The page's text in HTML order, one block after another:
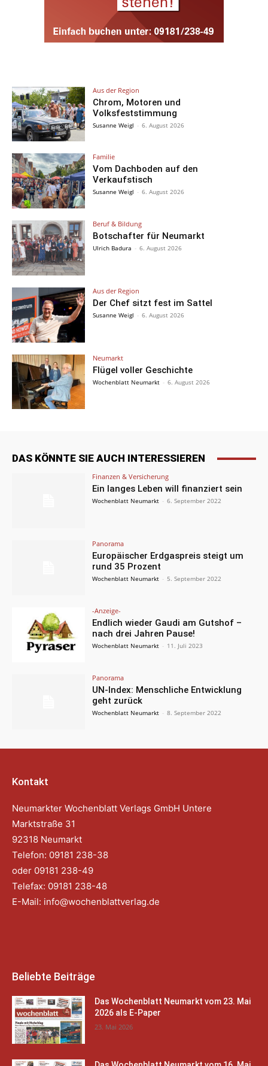
Aus der Region
Chrom, Motoren und
Volksfeststimmung
Susanne Weigl - 6. August 2026
Familie
Vom Dachboden auf den
Verkaufstisch
Susanne Weigl - 6. August 2026
Beruf & Bildung
Botschafter für Neumarkt
Ulrich Badura - 6. August 2026
Aus der Region
Der Chef sitzt fest im Sattel
Susanne Weigl - 6. August 2026
Neumarkt
Flügel voller Geschichte
Wochenblatt Neumarkt - 6. August 2026
DAS KÖNNTE SIE AUCH INTERESSIEREN
Finanzen & Versicherung
Ein langes Leben will finanziert sein
Wochenblatt Neumarkt - 6. September 2022
Panorama
Europäischer Erdgaspreis steigt um
rund 35 Prozent
Wochenblatt Neumarkt - 5. September 2022
-Anzeige-
Endlich wieder Gaudi am Gutshof –
nach drei Jahren Pause!
Wochenblatt Neumarkt - 11. Juli 2023
Panorama
UN-Index: Menschliche Entwicklung
geht zurück
Wochenblatt Neumarkt - 8. September 2022
Kontakt
Neumarkter Wochenblatt Verlags GmbH Untere
Marktstraße 31
92318 Neumarkt
Telefon: 09181 238-38
oder 09181 238-49
Telefax: 09181 238-48
E-Mail: info@wochenblattverlag.de
Beliebte Beiträge
Das Wochenblatt Neumarkt vom 23. Mai
2026 als E-Paper
23. Mai 2026